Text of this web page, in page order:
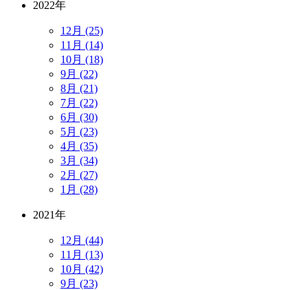
2022年
12月 (25)
11月 (14)
10月 (18)
9月 (22)
8月 (21)
7月 (22)
6月 (30)
5月 (23)
4月 (35)
3月 (34)
2月 (27)
1月 (28)
2021年
12月 (44)
11月 (13)
10月 (42)
9月 (23)